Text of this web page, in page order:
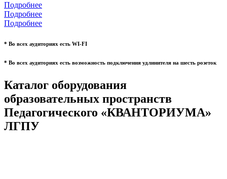
Подробнее
Подробнее
Подробнее
* Во всех аудиториях есть WI-FI
* Во всех аудиториях есть возможность подключения удлинителя на шесть розеток
Каталог оборудования
образовательных пространств
Педагогического «КВАНТОРИУМА»
ЛГПУ